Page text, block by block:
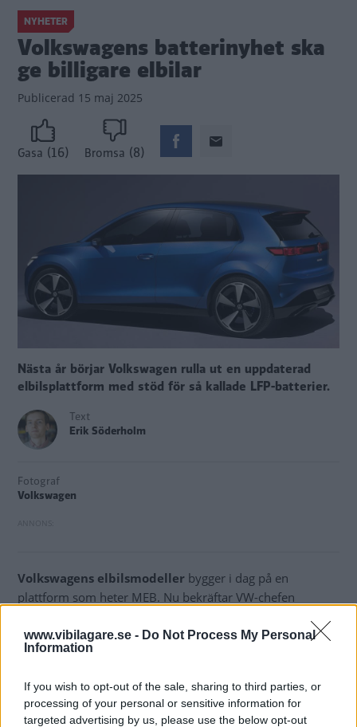
www.vibilagare.se - Do Not Process My Personal
Information
If you wish to opt-out of the sale, sharing to third parties, or
processing of your personal or sensitive information for
targeted advertising by us, please use the below opt-out
NYHETER
Volkswagens batterinyhet ska
ge billigare elbilar
Publicerad 15 maj 2025
Gasa (16) Bromsa (8)
Nästa år börjar Volkswagen rulla ut en uppdaterad
elbilsplattform med stöd för så kallade LFP-batterier.
Text
Erik Söderholm
Fotograf
Volkswagen
Volkswagens elbilsmodeller bygger i dag på en
plattform som heter MEB. Nu bekräftar VW-chefen
plattform.
småbilenVolkswagen ID.2 med planerad premiär under
2026.